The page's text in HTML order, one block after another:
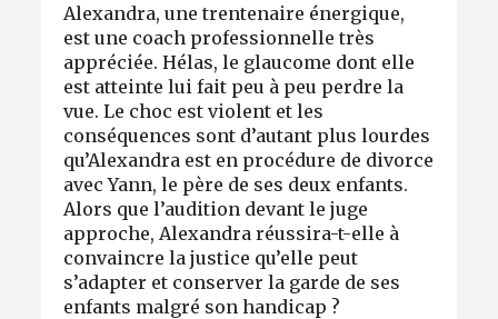
Alexandra, une trentenaire énergique,
est une coach professionnelle très
appréciée. Hélas, le glaucome dont elle
est atteinte lui fait peu à peu perdre la
vue. Le choc est violent et les
conséquences sont d’autant plus lourdes
qu’Alexandra est en procédure de divorce
avec Yann, le père de ses deux enfants.
Alors que l’audition devant le juge
approche, Alexandra réussira-t-elle à
convaincre la justice qu’elle peut
s’adapter et conserver la garde de ses
enfants malgré son handicap ?